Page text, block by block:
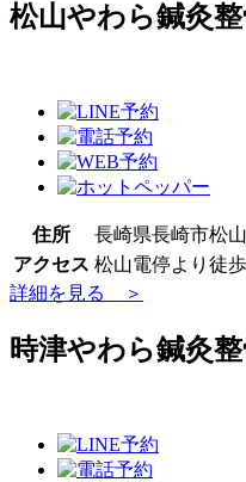
松山やわら鍼灸
住所
長崎県長崎市松
アクセス 松山電停より徒
詳細を見る ＞
時津やわら鍼灸